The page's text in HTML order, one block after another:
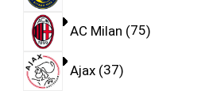
AC Milan 75
Ajax 37